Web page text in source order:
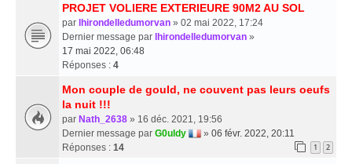
PROJET VOLIERE EXTERIEURE 90M2 AU SOL
par lhirondelledumorvan » 02 mai 2022, 17:24
Dernier message par lhirondelledumorvan »
17 mai 2022, 06:48
Réponses : 4
Mon couple de gould, ne couvent pas leurs oeufs
la nuit !!!
par Nath_2638 » 16 déc. 2021, 19:56
Dernier message par G0uldy » 06 févr. 2022, 20:11
Réponses : 14 1 2